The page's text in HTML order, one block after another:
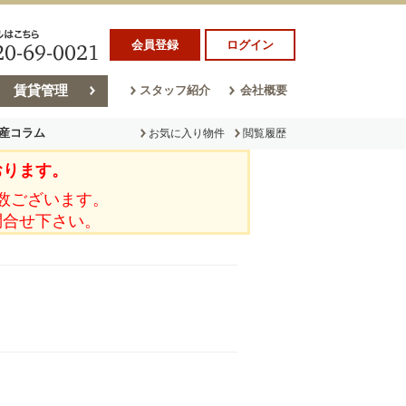
会員登録 ログイン
賃貸管理 スタッフ紹介 会社概要
コラム
ム
お気に入り物件 閲覧履歴
ます。
ざいます。
せ下さい。